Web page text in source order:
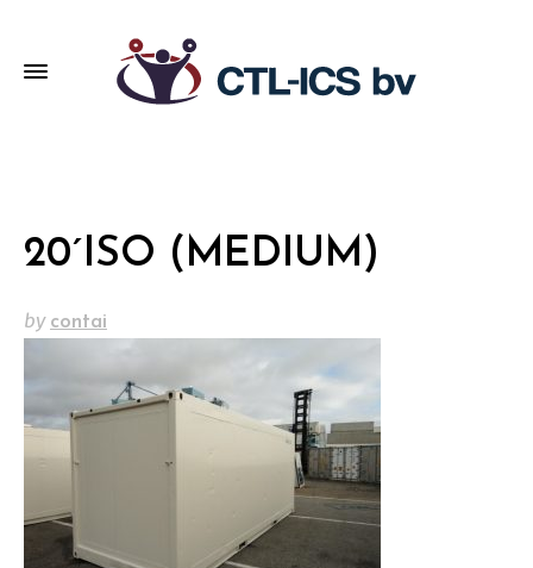
20´ISO (MEDIUM)
by contai